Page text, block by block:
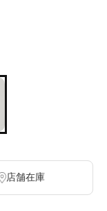
店舗在庫